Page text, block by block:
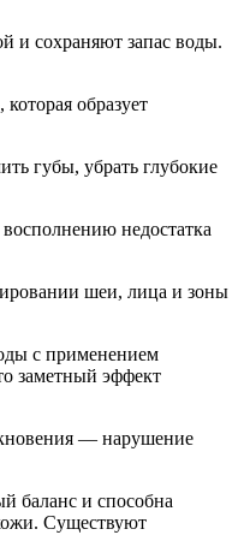
и сохраняют запас воды.
образует
губы, убрать глубокие
недостатка
шеи, лица и зоны
с применением
заметный эффект
— нарушение
баланс и способна
Существуют